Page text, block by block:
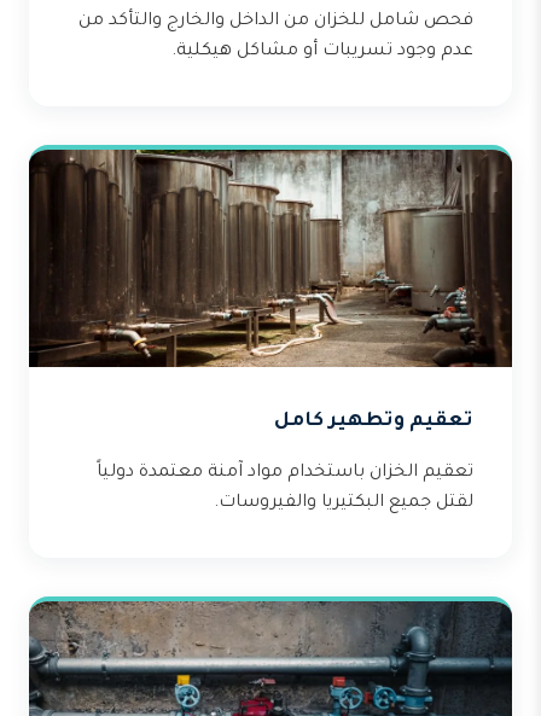
فحص شامل للخزان من الداخل والخارج والتأكد من
عدم وجود تسريبات أو مشاكل هيكلية.
تعقيم وتطهير كامل
تعقيم الخزان باستخدام مواد آمنة معتمدة دولياً
لقتل جميع البكتيريا والفيروسات.